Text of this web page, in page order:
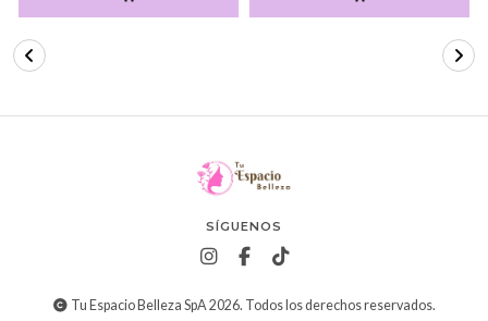
SÍGUENOS
Tu Espacio Belleza SpA 2026. Todos los derechos reservados.